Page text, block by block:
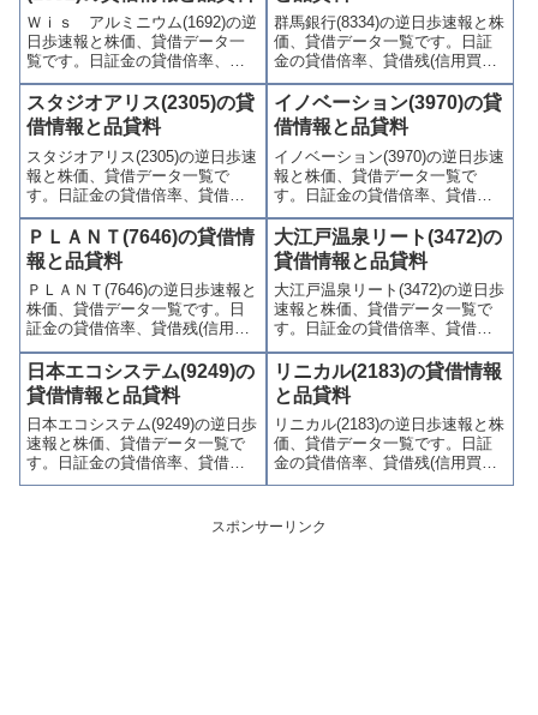
連情報を集計し、図解でわかり
やすくまとめて掲載していま
す。
連情報を集計し、図解でわかり
やすくまとめて掲載していま
す。
Ｗｉｓ アルミニウム(1692)の逆
日歩速報と株価、貸借データ一
覧です。日証金の貸借倍率、貸
借残(信用買残、信用売残)、品貸
料(逆日歩)、東証の週末残高、規
制(注意喚起・申込停止)など、空
売り関連情報を集計し、図解で
わかりやすくまとめて掲載して
います。
群馬銀行(8334)の逆日歩速報と株
価、貸借データ一覧です。日証
金の貸借倍率、貸借残(信用買
残、信用売残)、品貸料(逆日
歩)、東証の週末残高、規制(注意
喚起・申込停止)など、空売り関
連情報を集計し、図解でわかり
やすくまとめて掲載していま
す。
スタジオアリス(2305)の貸
借情報と品貸料
スタジオアリス(2305)の逆日歩速
報と株価、貸借データ一覧で
す。日証金の貸借倍率、貸借残
(信用買残、信用売残)、品貸料
(逆日歩)、東証の週末残高、規制
(注意喚起・申込停止)など、空売
り関連情報を集計し、図解でわ
かりやすくまとめて掲載してい
ます。
イノベーション(3970)の貸
借情報と品貸料
イノベーション(3970)の逆日歩速
報と株価、貸借データ一覧で
す。日証金の貸借倍率、貸借残
(信用買残、信用売残)、品貸料
(逆日歩)、東証の週末残高、規制
(注意喚起・申込停止)など、空売
り関連情報を集計し、図解でわ
かりやすくまとめて掲載してい
ます。
ＰＬＡＮＴ(7646)の貸借情
報と品貸料
ＰＬＡＮＴ(7646)の逆日歩速報と
株価、貸借データ一覧です。日
証金の貸借倍率、貸借残(信用買
残、信用売残)、品貸料(逆日
歩)、東証の週末残高、規制(注意
喚起・申込停止)など、空売り関
連情報を集計し、図解でわかり
やすくまとめて掲載していま
す。
大江戸温泉リート(3472)の
貸借情報と品貸料
大江戸温泉リート(3472)の逆日歩
速報と株価、貸借データ一覧で
す。日証金の貸借倍率、貸借残
(信用買残、信用売残)、品貸料
(逆日歩)、東証の週末残高、規制
(注意喚起・申込停止)など、空売
り関連情報を集計し、図解でわ
かりやすくまとめて掲載してい
ます。
日本エコシステム(9249)の
貸借情報と品貸料
日本エコシステム(9249)の逆日歩
速報と株価、貸借データ一覧で
す。日証金の貸借倍率、貸借残
(信用買残、信用売残)、品貸料
(注意喚起・申込停止)など、空売
り関連情報を集計し、図解でわ
リニカル(2183)の貸借情報
と品貸料
リニカル(2183)の逆日歩速報と株
価、貸借データ一覧です。日証
金の貸借倍率、貸借残(信用買
残、信用売残)、品貸料(逆日
喚起・申込停止)など、空売り関
連情報を集計し、図解でわかり
スポンサーリンク